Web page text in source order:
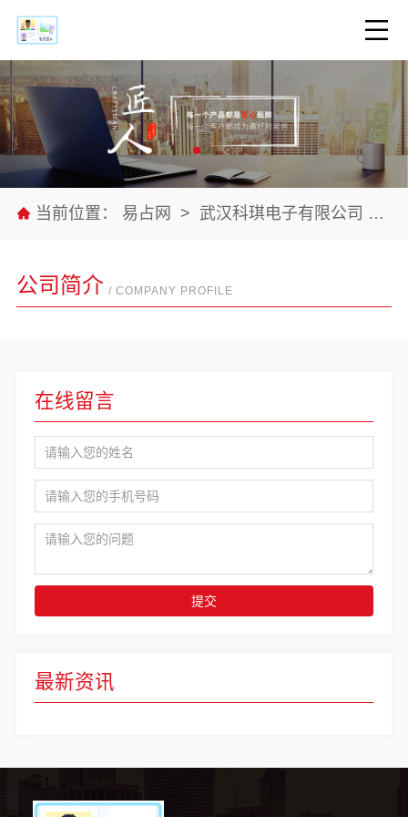
当前位置： 易占网 > 武汉科琪电子有限公司 >
公司简介 / COMPANY PROFILE
最新资讯
在线留言
提交